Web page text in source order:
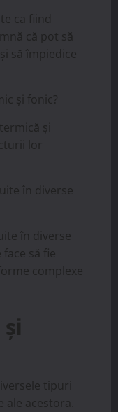
ca fiind
că pot să
să împiedice
și fonic?
și
lor
în diverse
în diverse
să fie
complexe
și
tipuri
ale acestora.